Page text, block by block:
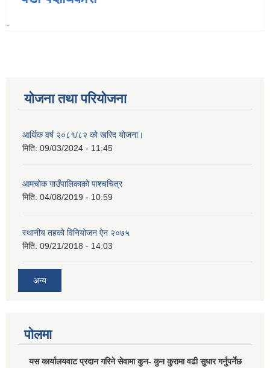
-
योजना तथा परियोजना
आर्थिक वर्ष २०८१/८२ को खरिद योजना।
मिति: 09/03/2024 - 11:45
आमचोक गाउँपालिकाको पाश्चचित्र
मिति: 04/08/2019 - 10:59
स्थानीय तहको विनियोजन ऐन २०७५
मिति: 09/21/2018 - 14:03
अन्य
पोलमा
यस कार्यालयवाट प्रदान गरिने सेवामा कुन- कुन कुरामा वढी सुधार गर्नुपर्नेछ